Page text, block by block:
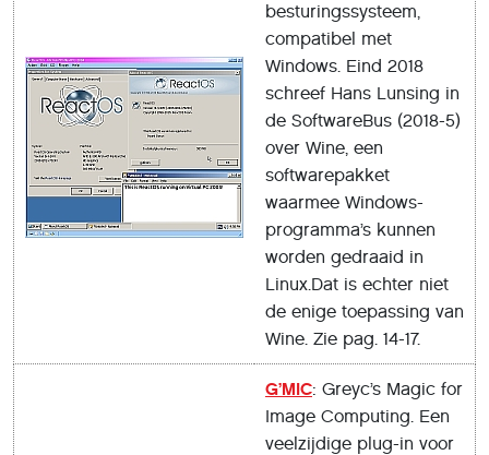
besturingssysteem,
compatibel met
Windows. Eind 2018
schreef Hans Lunsing in
de SoftwareBus (2018-5)
over Wine, een
softwarepakket
waarmee Windows-
programma’s kunnen
worden gedraaid in
Linux.Dat is echter niet
de enige toepassing van
Wine. Zie pag. 14-17.
G’MIC: Greyc’s Magic for
Image Computing. Een
veelzijdige plug-in voor